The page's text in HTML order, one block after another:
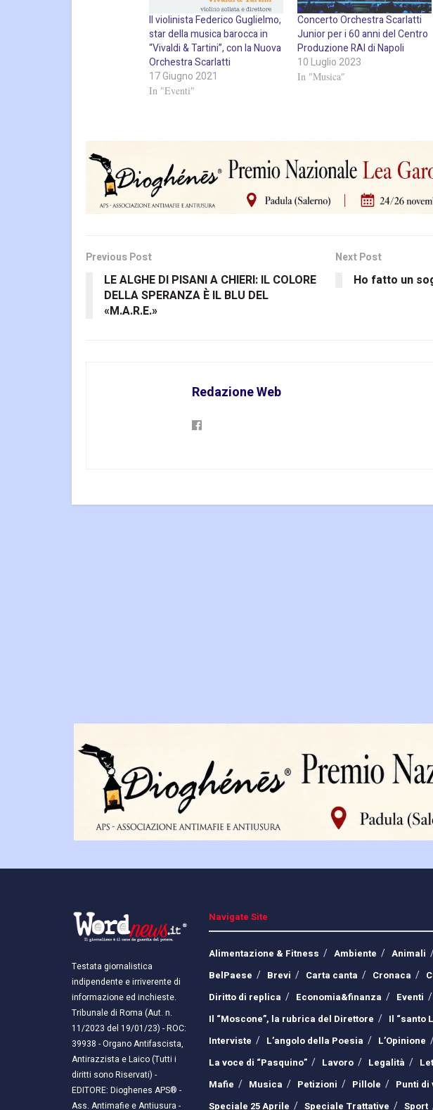
Il violinista Federico Guglielmo,
star della musica barocca in
“Vivaldi & Tartini”, con la Nuova
Orchestra Scarlatti
17 Giugno 2021
In "Eventi"
Concerto Orchestra Scarlatti
Junior per i 60 anni del Centro
Produzione RAI di Napoli
10 Luglio 2023
In "Musica"
Previous Post
LE ALGHE DI PISANI A CHIERI: IL COLORE
DELLA SPERANZA È IL BLU DEL
«M.A.R.E.»
Next Post
Ho fatto un
Redazione Web
Testata giornalistica
indipendente e irriverente di
informazione ed inchieste.
Tribunale di Roma (Aut. n.
11/2023 del 19/01/23) - ROC:
39938 - Organo Antifascista,
Antirazzista e Laico (Tutti i
diritti sono Riservati) -
EDITORE: Dioghenes APS® -
Ass. Antimafie e Antiusura -
Navigate Site
Alimentazione & Fitness Ambiente Animali
BelPaese
Brevi Carta canta Cronaca
Diritto di replica
Economia&finanza Eventi
Il “Moscone”, la rubrica del Direttore
Il “santo
Interviste
L’angolo della Poesia L’Opinione
La voce di “Pasquino”
Lavoro Legalità
Mafie
Musica Petizioni Pillole Punti di
Speciale 25 Aprile
Speciale Trattative Sport